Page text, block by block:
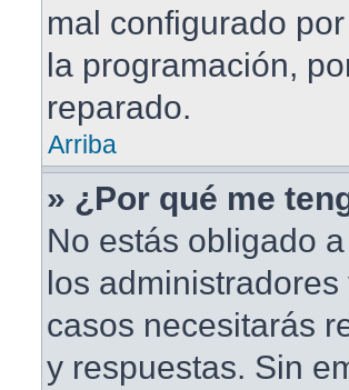
mal configurado
la programación,
reparado.
Arriba
» ¿Por qué me
No estás obligado
los
casos necesitarás
y respuestas. Sin